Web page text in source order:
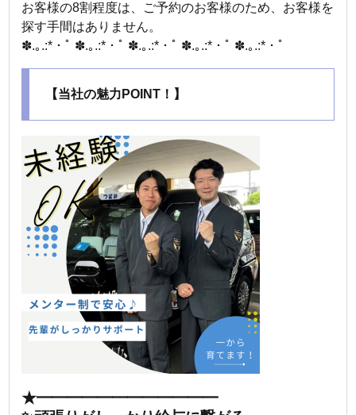
お客様の8割程度は、ご予約のお客様のため、お客様を
探す手間はありません。
✽.｡.:*・ﾟ ✽.｡.:*・ﾟ ✽.｡.:*・ﾟ ✽.｡.:*・ﾟ ✽.｡.:*・ﾟ
【当社の魅力POINT！】
★━━━━━━━━━━━━